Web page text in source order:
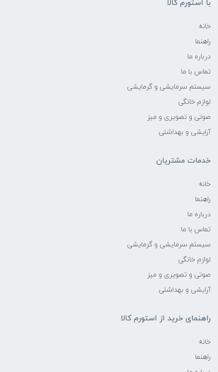
با استورم کالا
خانه
راهنما
درباره ما
تماس با ما
سیستم سرمایشی و گرمایشی
لوازم خانگی
صوتی و تصویری و میز
آرایشی و بهداشتی
خدمات مشتریان
خانه
راهنما
درباره ما
تماس با ما
سیستم سرمایشی و گرمایشی
لوازم خانگی
صوتی و تصویری و میز
آرایشی و بهداشتی
راهنمای خرید از استورم کالا
خانه
راهنما